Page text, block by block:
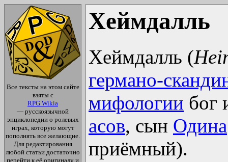
Все тексты на этом сайте
взяты с
RPG Wikia
— русскоязычной
энциклопедии о ролевых
играх, которую могут
пополнять все желающие.
Для редактирования
любой статьи достаточно
перейти к её оригиналу и
Хеймдалль
Хеймдалль (
германо-
мифологии бог
асов, сын Одина
приёмный).